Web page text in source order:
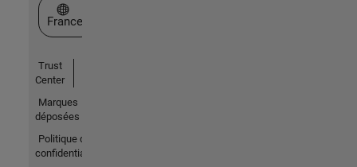
Sélectionner un site web
France
Trust
Center
Marques
déposées
Politique de
confidentialité